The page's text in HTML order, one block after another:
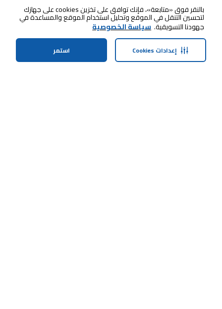
بالنقر فوق «متابعة»، فإنك توافق على تخزين cookies على جهازك
لتحسين التنقل في الموقع وتحليل استخدام الموقع والمساعدة في
جهودنا التسويقية. سياسة الخصوصية
استمر إعدادات Cookies
الصفحة الرئيسية الفئات الملف الشخصي عربة التسوق